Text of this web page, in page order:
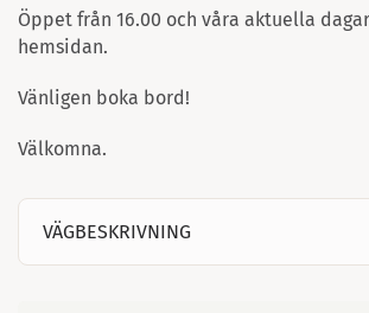
Öppet från 16.00 och våra aktuella
hemsidan.
Vänligen boka bord!
Välkomna.
VÄGBESKRIVNING